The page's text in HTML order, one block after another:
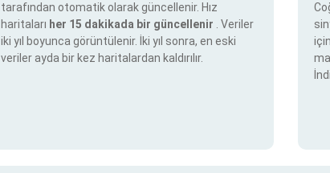
tarafından otomatik olarak güncellenir. Hız
haritaları her 15 dakikada bir güncellenir
. Veriler
iki yıl boyunca görüntülenir. İki yıl sonra, en eski
veriler ayda bir kez haritalardan kaldırılır.